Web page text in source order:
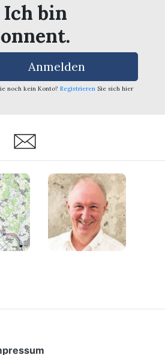
Ich bin
Anmelden
noch kein Konto? Registrieren Sie sich hier
Share